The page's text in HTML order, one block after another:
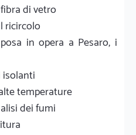
di vetro
ricircolo
in opera a Pesaro, i
temperature
dei fumi